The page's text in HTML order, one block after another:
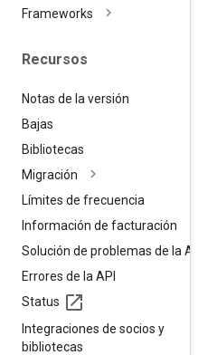
Frameworks
Recursos
Notas de la versión
Bajas
Bibliotecas
Migración
Límites de frecuencia
Información de facturación
Solución de problemas de la API
Errores de la API
Status
Integraciones de socios y
bibliotecas